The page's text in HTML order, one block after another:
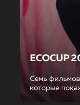
ECOCUP
Семь
которые